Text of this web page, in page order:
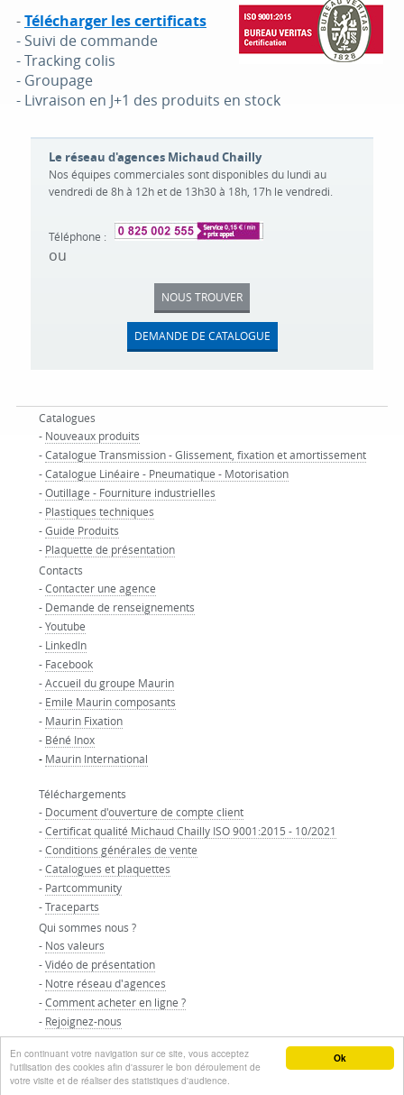
Ok
En continuant votre navigation sur ce site, vous acceptez
l'utilisation des cookies afin d'assurer le bon déroulement de
votre visite et de réaliser des statistiques d'audience.
-Télécharger les certificats
- Suivi de commande
- Tracking colis
- Groupage
- Livraison en J+1 des produits en stock
Le réseau d'agences Michaud Chailly
Nos équipes commerciales sont disponibles du lundi au
vendredi de 8h à 12h et de 13h30 à 18h, 17h le vendredi.
Téléphone :
ou
NOUS TROUVER
DEMANDE DE CATALOGUE
Catalogues
- Nouveaux produits
-Catalogue Transmission - Glissement, fixation et amortissement
-Catalogue Linéaire - Pneumatique - Motorisation
-Outillage - Fourniture industrielles
- Plastiques techniques
-Guide Produits
- Plaquette de présentation
Contacts
-Contacter une agence
- Demande de renseignements
-Youtube
- LinkedIn
- Facebook
-Accueil du groupe Maurin
- Emile Maurin composants
- Maurin Fixation
- Béné Inox
- Maurin International
Téléchargements
- Document d'ouverture de compte client
-Certificat qualité Michaud Chailly ISO 9001:2015 - 10/2021
-Conditions générales de vente
-Catalogues et plaquettes
- Partcommunity
-Traceparts
Qui sommes nous ?
- Nos valeurs
-Vidéo de présentation
- Notre réseau d'agences
-Comment acheter en ligne ?
- Rejoignez-nous
-Nos partenaires
© GROUPE MAURIN - Tous droits réservés